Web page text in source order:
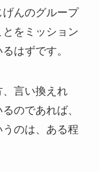
んのグループ
をミッション
はずです。
言い換えれ
のであれば、
のは、ある程